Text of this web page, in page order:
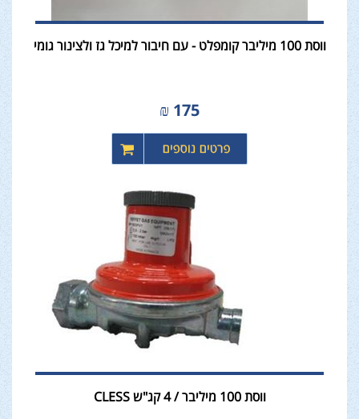
ווסת 100 מיליבר קומפלט - עם חיבור למיכל גז ולצינור גומי
175
₪
ווסת 100 מיליבר / 4 קג"ש CLESS